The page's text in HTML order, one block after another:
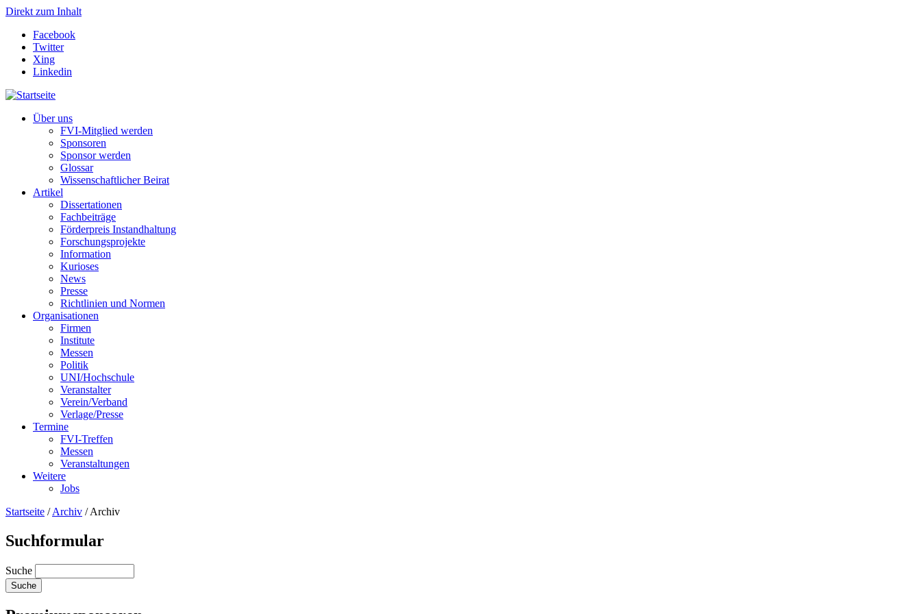
Direkt zum Inhalt
Facebook
Twitter
Xing
Linkedin
Über uns
FVI-Mitglied werden
Sponsoren
Sponsor werden
Glossar
Wissenschaftlicher Beirat
Artikel
Dissertationen
Fachbeiträge
Förderpreis Instandhaltung
Forschungsprojekte
Information
Kurioses
News
Presse
Richtlinien und Normen
Organisationen
Firmen
Institute
Messen
Politik
UNI/Hochschule
Veranstalter
Verein/Verband
Verlage/Presse
Termine
FVI-Treffen
Messen
Veranstaltungen
Weitere
Jobs
Startseite /Archiv /Archiv
Suchformular
Suche